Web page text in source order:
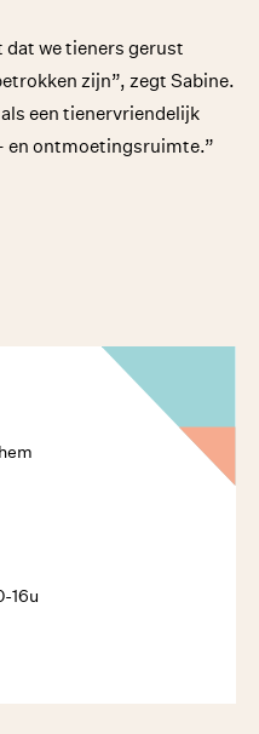
dat we tieners gerust
zijn”, zegt Sabine.
een tienervriendelijk
en ontmoetingsruimte.”
16u